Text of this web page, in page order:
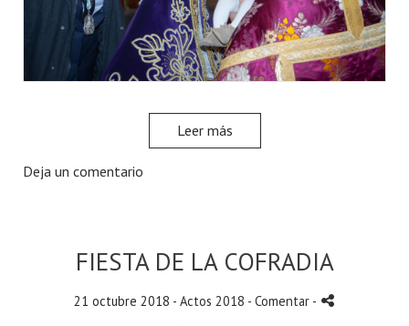
Leer más
Deja un comentario
FIESTA DE LA COFRADIA
21 octubre 2018 - Actos 2018 - Comentar -